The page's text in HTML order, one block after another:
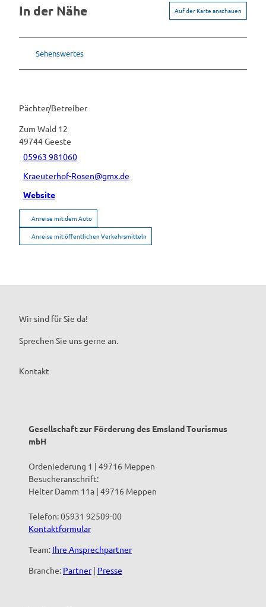
In der Nähe Auf der Karte anschauen
Sehenswertes
Pächter/Betreiber
Zum Wald 12
49744Geeste
05963 981060
Kraeuterhof-Rosen@gmx.de
Website
Anreise mit dem Auto
Anreise mit öffentlichen Verkehrsmitteln
Wir sind für Sie da!
Sprechen Sie uns gerne an.
Kontakt
Gesellschaft zur Förderung des Emsland Tourismus
mbH
Ordeniederung 1 | 49716 Meppen
Besucheranschrift:
Helter Damm 11a | 49716 Meppen
Telefon: 05931 92509-00
Kontaktformular
Team: Ihre Ansprechpartner
Branche: Partner| Presse